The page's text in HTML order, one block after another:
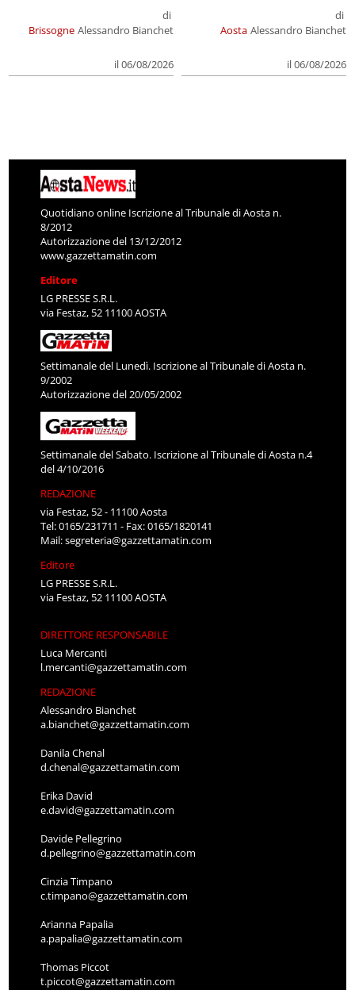
Brissogne
di
Alessandro Bianchet
il 06/08/2026
Aosta
di
Alessandro Bianchet
il 06/08/2026
Quotidiano online Iscrizione al Tribunale di Aosta n.
8/2012
Autorizzazione del 13/12/2012
www.gazzettamatin.com
Editore
LG PRESSE S.R.L.
via Festaz, 52 11100 AOSTA
Settimanale del Lunedì. Iscrizione al Tribunale di Aosta n.
9/2002
Autorizzazione del 20/05/2002
Settimanale del Sabato. Iscrizione al Tribunale di Aosta n.4
del 4/10/2016
REDAZIONE
via Festaz, 52 - 11100 Aosta
Tel: 0165/231711 - Fax: 0165/1820141
Mail:segreteria@gazzettamatin.com
Editore
LG PRESSE S.R.L.
via Festaz, 52 11100 AOSTA
DIRETTORE RESPONSABILE
Luca Mercanti
l.mercanti@gazzettamatin.com
REDAZIONE
Alessandro Bianchet
a.bianchet@gazzettamatin.com
Danila Chenal
d.chenal@gazzettamatin.com
Erika David
e.david@gazzettamatin.com
Davide Pellegrino
d.pellegrino@gazzettamatin.com
Cinzia Timpano
c.timpano@gazzettamatin.com
Arianna Papalia
a.papalia@gazzettamatin.com
Thomas Piccot
t.piccot@gazzettamatin.com